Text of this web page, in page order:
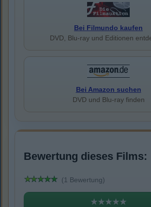
Bei Filmundo kaufen
DVD, Blu-ray und Editionen
Bei Amazon suchen
DVD und Blu-ray finden
Bewertung dieses Films:
(1 Bewertung)
★★★★★